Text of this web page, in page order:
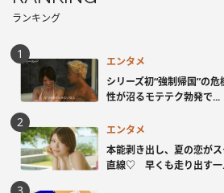
ランキング
エンタメ
シリーズ初“強制帰国”の
性が沼るモテテク勃発で...
エンタメ
本能剥き出し、夏の恋が
直線♡ 早くも走り出す一